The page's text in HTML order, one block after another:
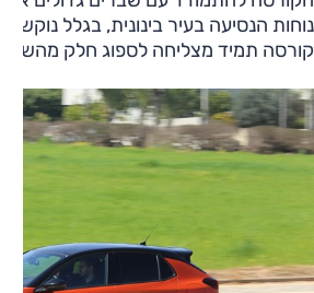
נוחות הנסיעה בעיר בינונית, בגלל
קורסה תמיד מצליחה לספוג חלק